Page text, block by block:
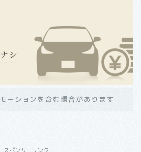
ーションを含む場合があります
スポンサーリンク